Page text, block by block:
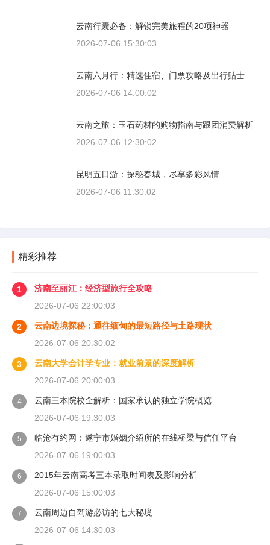
云南行囊必备：解锁完美旅程的20项神器
2026-07-06 15:30:03
云南六月行：精选住宿、门票攻略及出行贴士
2026-07-06 14:00:02
云南之旅：玉石药材的购物指南与跟团消费解析
2026-07-06 12:30:02
昆明五日游：探秘春城，尽享多彩风情
2026-07-06 11:30:02
精彩推荐
1
济南至丽江：经济型旅行全攻略
2026-07-06 22:00:03
2
云南边境探秘：通往缅甸的最短路径与土路现状
2026-07-06 20:30:02
3
云南大学会计学专业：就业前景的深度解析
2026-07-06 20:00:03
4
云南三本院校全解析：国家承认的独立学院概览
2026-07-06 19:30:03
5
临沧有约网：遂宁市婚姻介绍所的在线桥梁与信任平台
2026-07-06 19:00:03
6
2015年云南高考三本录取时间表及影响分析
2026-07-06 15:00:03
7
云南周边自驾游必访的七大秘境
2026-07-06 14:30:03